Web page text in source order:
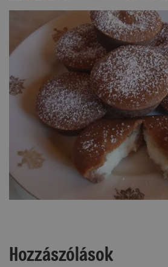
Hozzászólások